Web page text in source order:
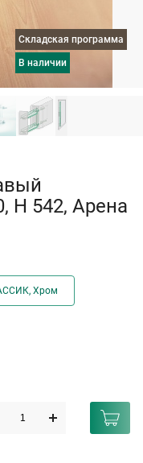
Складская программа
в наличии
H 542, Арена
Хром